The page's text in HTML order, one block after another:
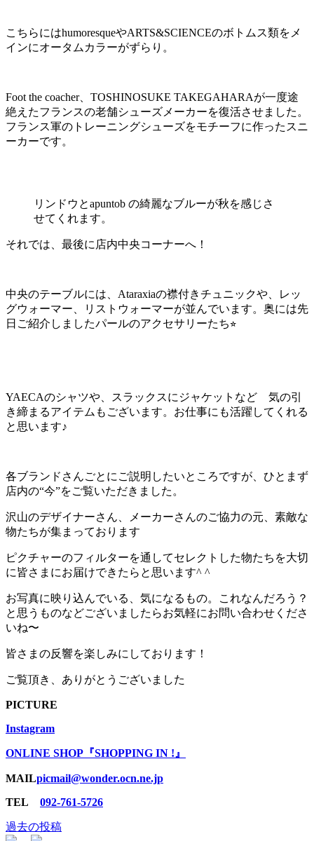
こちらにはhumoresqueやARTS&SCIENCEのボトムス類をメ
インにオータムカラーがずらり。
Foot the coacher、TOSHINOSUKE TAKEGAHARAが一度途
絶えたフランスの老舗シューズメーカーを復活させました。
フランス軍のトレーニングシューズをモチーフに作ったスニ
ーカーです。
リンドウとapuntob の綺麗なブルーが秋を感じさ
せてくれます。
それでは、最後に店内中央コーナーへ！
中央のテーブルには、Ataraxiaの襟付きチュニックや、レッ
グウォーマー、リストウォーマーが並んでいます。奥には先
日ご紹介しましたパールのアクセサリーたち⭐︎
YAECAのシャツや、スラックスにジャケットなど 気の引
き締まるアイテムもございます。お仕事にも活躍してくれる
と思います♪
各ブランドさんごとにご説明したいところですが、ひとまず
店内の“今”をご覧いただきました。
沢山のデザイナーさん、メーカーさんのご協力の元、素敵な
物たちが集まっております
ピクチャーのフィルターを通してセレクトした物たちを大切
に皆さまにお届けできたらと思います^ ^
お写真に映り込んでいる、気になるもの。これなんだろう？
と思うものなどございましたらお気軽にお問い合わせくださ
いね〜
皆さまの反響を楽しみにしております！
ご覧頂き、ありがとうございました
PICTURE
Instagram
ONLINE SHOP『SHOPPING IN !』
MAILpicmail@wonder.ocn.ne.jp
TEL
092-761-5726
投
過去の投稿